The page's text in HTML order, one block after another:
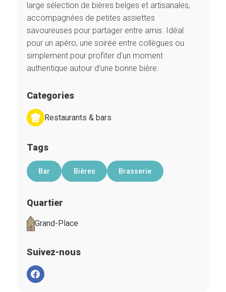
large sélection de bières belges et artisanales,
accompagnées de petites assiettes
savoureuses pour partager entre amis. Idéal
pour un apéro, une soirée entre collègues ou
simplement pour profiter d’un moment
authentique autour d’une bonne bière.
Categories
Restaurants & bars
Tags
Bar Bières Brasserie
Quartier
Grand-Place
Suivez-nous